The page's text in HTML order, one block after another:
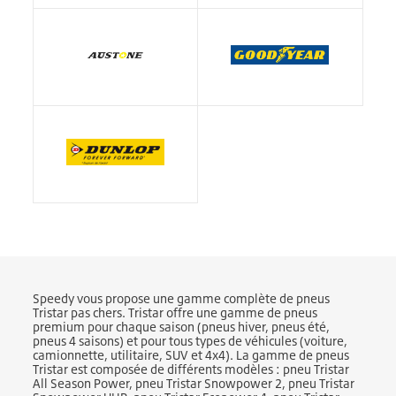
Speedy vous propose une gamme complète de pneus
Tristar pas chers. Tristar offre une gamme de pneus
premium pour chaque saison (pneus hiver, pneus été,
pneus 4 saisons) et pour tous types de véhicules (voiture,
camionnette, utilitaire, SUV et 4x4). La gamme de pneus
Tristar est composée de différents modèles : pneu Tristar
All Season Power, pneu Tristar Snowpower 2, pneu Tristar